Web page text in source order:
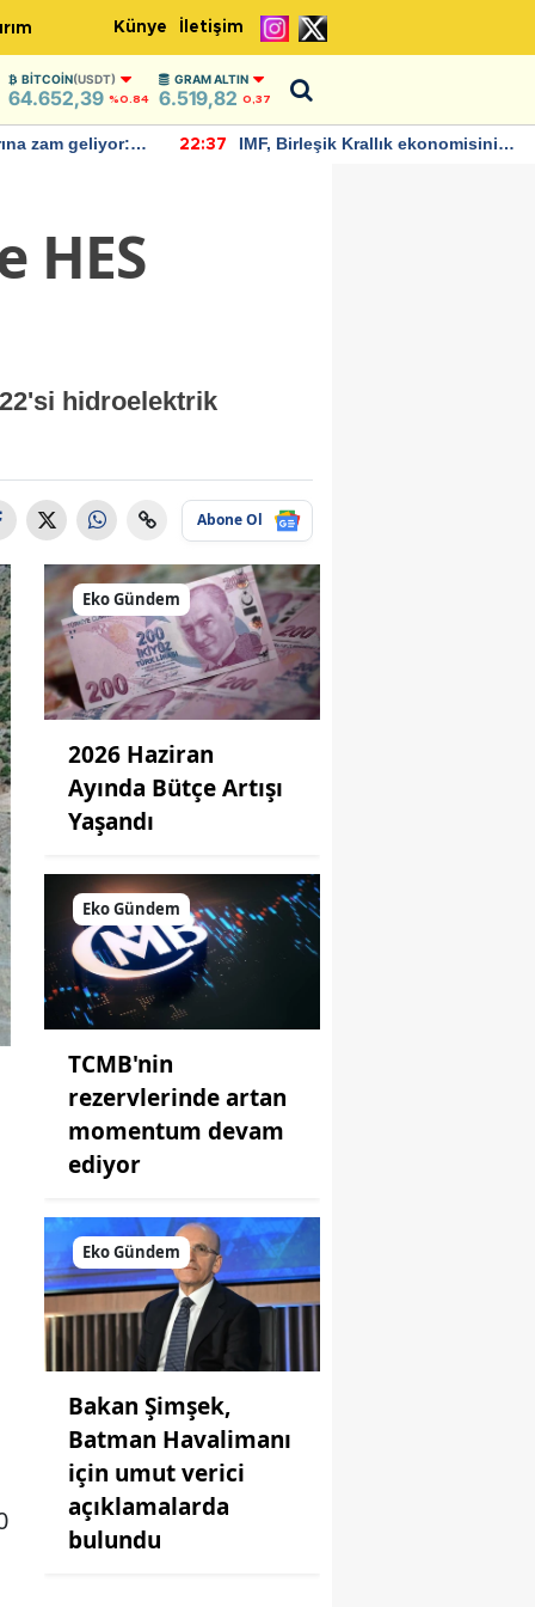
Künye İletişim
BITCOIN(USDT)
64.652,39 %0.84
GRAM ALTIN
6.519,82 0,37
ekonomisinin
22:30
Bitcoin, 65 bin dolar seviyesinin
HES
hidroelektrik
Abone Ol
Eko Gündem
2026 Haziran
Ayında Bütçe Artışı
Yaşandı
Eko Gündem
TCMB'nin
rezervlerinde artan
momentum devam
ediyor
Eko Gündem
Bakan Şimşek,
Batman Havalimanı
için umut verici
açıklamalarda
bulundu